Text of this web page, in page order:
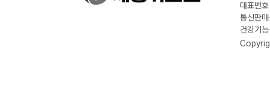
대표번
통신판
건강기